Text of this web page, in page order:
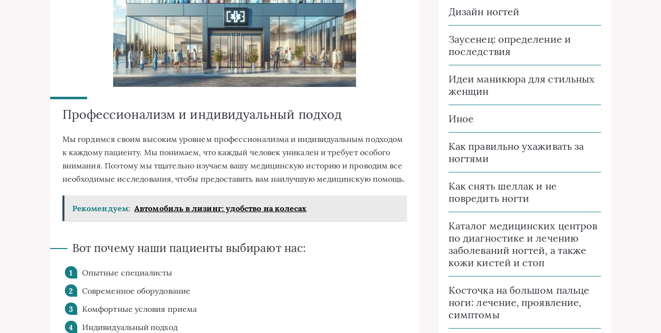
Профессионализм и индивидуальный подход
Мы гордимся своим высоким уровнем профессионализма и индивидуальным подходом
к каждому пациенту. Мы понимаем, что каждый человек уникален и требует особого
внимания. Поэтому мы тщательно изучаем вашу медицинскую историю и проводим все
необходимые исследования, чтобы предоставить вам наилучшую медицинскую помощь.
Рекомендуем: Автомобиль в лизинг: удобство на колесах
Вот почему наши пациенты выбирают нас:
Опытные специалисты
Современное оборудование
Комфортные условия приема
Индивидуальный подход
Дизайн ногтей
Заусенец: определение и
последствия
Идеи маникюра для стильных
женщин
Иное
Как правильно ухаживать за
ногтями
Как снять шеллак и не
повредить ногти
Каталог медицинских центров
по диагностике и лечению
заболеваний ногтей, а также
кожи кистей и стоп
Косточка на большом пальце
ноги: лечение, проявление,
симптомы